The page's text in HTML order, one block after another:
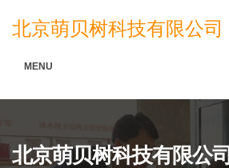
北京萌贝树科技有限公司
MENU
北京萌贝树科技有限公司